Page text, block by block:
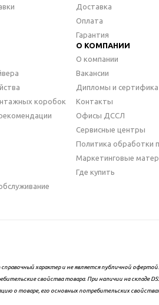
Доставка
Оплата
Гарантия
коробок
О КОМПАНИИ
О компании
Вакансии
Дипломы и
Контакты
Офисы ДССЛ
Сервисные центры
Политика обработки
Маркетинговые
Где купить
характер и не является публичной
свойства товара. При наличии на складе
о товаре, его основных потребительских